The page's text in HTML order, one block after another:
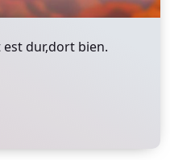
dur,dort bien.